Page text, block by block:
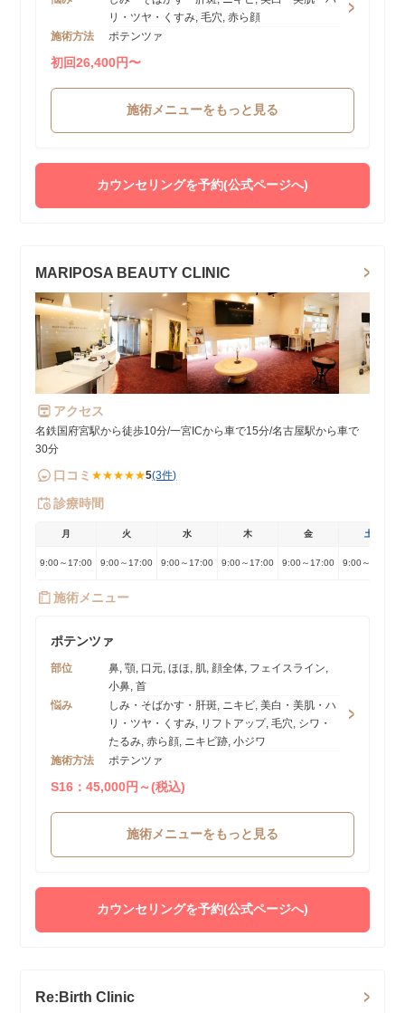
リ・ツヤ・くすみ, 毛穴, 赤ら顔
施術方法
ポテンツァ
初回26,400円〜
施術メニューをもっと見る
カウンセリングを予約(公式ページへ)
MARIPOSA BEAUTY CLINIC
アクセス
名鉄国府宮駅から徒歩10分/一宮ICから車で15分/名古屋駅から車で
30分
口コミ ★★★★★5(3件)
診療時間
月 火 水 木 金 土
9:00～17:00 9:00～17:00 9:00～17:00 9:00～17:00 9:00～17:00 9:00～17:00
施術メニュー
ポテンツァ
部位
鼻, 顎, 口元, ほほ, 肌, 顔全体, フェイスライン,
小鼻, 首
悩み
しみ・そばかす・肝斑, ニキビ, 美白・美肌・ハ
リ・ツヤ・くすみ, リフトアップ, 毛穴, シワ・
たるみ, 赤ら顔, ニキビ跡, 小ジワ
施術方法
ポテンツァ
S16：45,000円～(税込)
施術メニューをもっと見る
カウンセリングを予約(公式ページへ)
Re:Birth Clinic